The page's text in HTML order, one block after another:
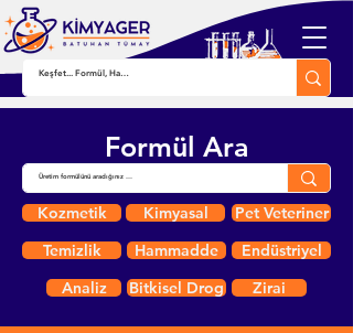
Formül Ara
Kozmetik Kimyasal
Pet Veteriner
Temizlik
Hammadde
Endüstriyel
Analiz
Bitkisel Drog Zirai